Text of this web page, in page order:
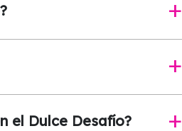
a
a
a
el Dulce Desafío?